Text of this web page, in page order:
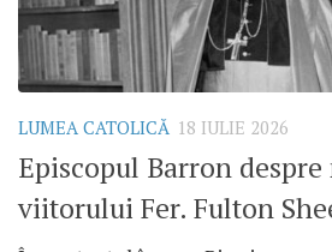
LUMEA CATOLICĂ 18 IULIE 2026
Episcopul Barron
viitorului Fer. Fulton